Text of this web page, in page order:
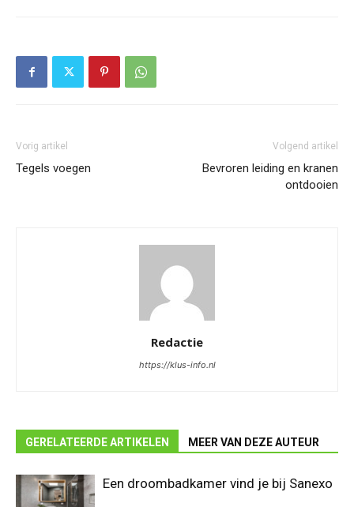
Vorig artikel
Tegels voegen
Volgend artikel
Bevroren leiding en kranen
ontdooien
Redactie
https://klus-info.nl
GERELATEERDE ARTIKELEN MEER VAN DEZE AUTEUR
Een droombadkamer vind je bij Sanexo